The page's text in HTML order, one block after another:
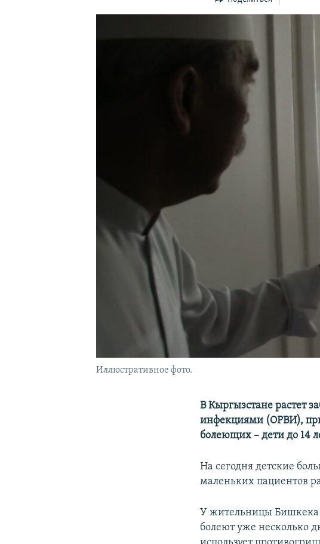
Иллюстративное фото.
В Кыргызстане растет
инфекциями (ОРВИ),
болеющих – дети до 14
На сегодня детские
маленьких пациентов
У жительницы
болеют уже несколько